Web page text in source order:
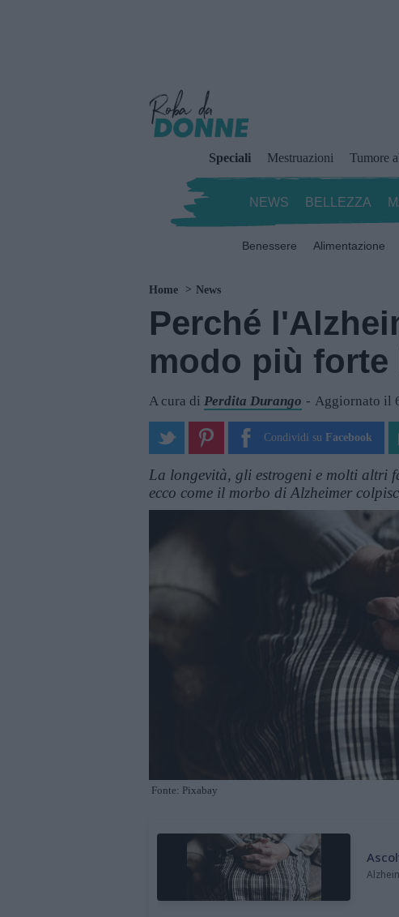
Speciali Mestruazioni Tumore
NEWS BELLEZZA
Benessere Alimentazione
Home News
Perché
modo più forte
A cura di Perdita Durango Aggiornato il
Condividi su Facebook
La longevità, gli estrogeni e molti altri
ecco come il morbo di Alzheimer
Fonte: Pixabay